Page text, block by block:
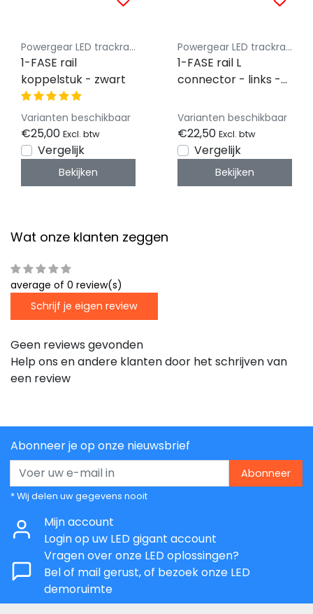
Powergear LED trackrail 1 fase
1-FASE rail
koppelstuk - zwart
Varianten beschikbaar
€25,00 Excl. btw
Vergelijk
Bekijken
Powergear LED trackrail 1 fase
1-FASE rail L
connector - links -
Varianten beschikbaar
€22,50 Excl. btw
Vergelijk
Bekijken
Wat onze klanten zeggen
average of 0 review(s)
Schrijf je eigen review
Geen reviews gevonden
Help ons en andere klanten door het schrijven van
een review
Abonneer je op onze nieuwsbrief
Abonneer
* Wij delen uw gegevens nooit
Mijn account
Login op uw LED gigant account
Vragen over onze LED oplossingen?
Bel of mail gerust, of bezoek onze LED
demoruimte